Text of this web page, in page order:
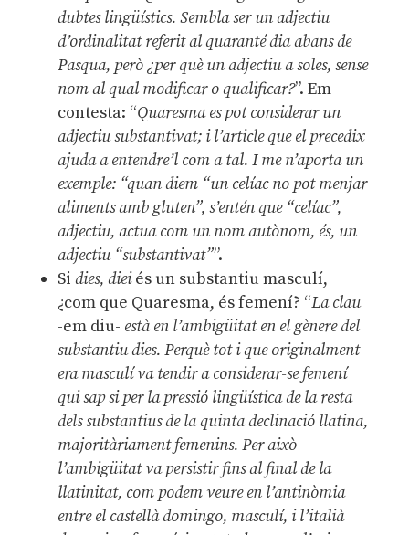
dubtes lingüístics. Sembla ser un adjectiu
d’ordinalitat referit al quaranté dia abans de
Pasqua, però ¿per què un adjectiu a soles, sense
nom al qual modificar o qualificar?”. Em
contesta: “Quaresma es pot considerar un
adjectiu substantivat; i l’article que el precedix
ajuda a entendre’l com a tal. I me n’aporta un
exemple: “quan diem “un celíac no pot menjar
aliments amb gluten”, s’entén que “celíac”,
adjectiu, actua com un nom autònom, és, un
adjectiu “substantivat””.
Si dies, dieiés un substantiu masculí,
¿com que Quaresma, és femení? “La clau
-em diu- estàen l’ambigüitat en el gènere del
substantiu dies. Perquè tot i que originalment
era masculí va tendir a considerar-se femení
qui sap si per la pressió lingüística de la resta
dels substantius de la quinta declinació llatina,
majoritàriament femenins. Per això
l’ambigüitat va persistir fins al final de la
llatinitat, com podem veure en l’antinòmia
entre el castellà domingo, masculí, i l’italià